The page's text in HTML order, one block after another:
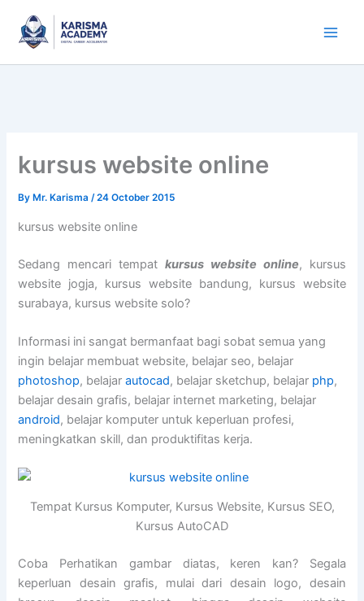
content
kursus website online
By Mr. Karisma/24 October 2015
kursus website online
Sedang mencari tempat kursus website online, kursus
website jogja, kursus website bandung, kursus website
surabaya, kursus website solo?
Informasi ini sangat bermanfaat bagi sobat semua yang
ingin belajar membuat website, belajar seo, belajar
photoshop, belajarautocad, belajar sketchup, belajar php,
belajar desain grafis, belajar internet marketing, belajar
android, belajar komputer untuk keperluan profesi,
meningkatkan skill, dan produktifitas kerja.
Tempat Kursus Komputer, Kursus Website, Kursus SEO,
Kursus AutoCAD
Coba Perhatikan gambar diatas, keren kan? Segala
keperluan desain grafis, mulai dari desain logo, desain